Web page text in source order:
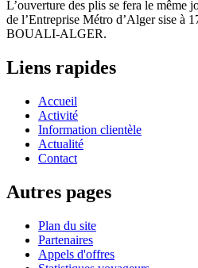
L’ouverture des plis se fera le même
de l’Entreprise Métro d’Alger sise à
BOUALI-ALGER.
Liens rapides
Accueil
Activité
Information clientèle
Actualité
Contact
Autres pages
Plan du site
Partenaires
Appels d'offres